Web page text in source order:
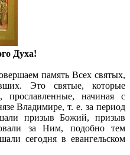
Духа!
память Всех святых,
Это святые, которые
прославленные, начиная с
Владимире, т. е. за период
призыв Божий, призыв
за Ним, подобно тем
сегодня в евангельском